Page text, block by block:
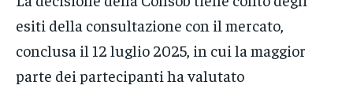
esiti della consultazione con il mercato,
conclusa il 12 luglio 2025, in cui la maggior
parte dei partecipanti ha valutato